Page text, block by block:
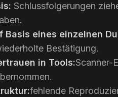
Schlussfolgerungen
Basis eines einzelnen
Bestätigung.
in Tools:Scanner-
fehlende